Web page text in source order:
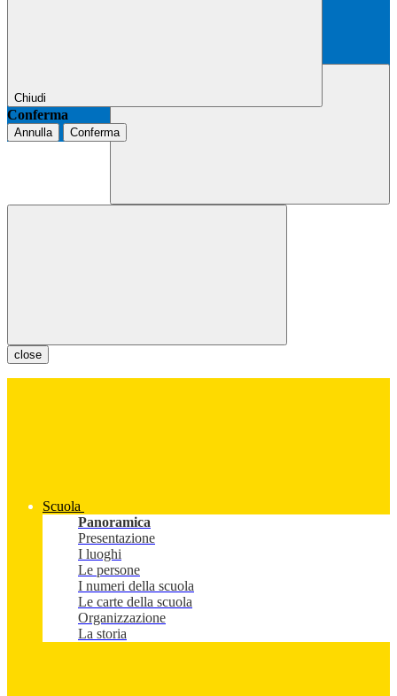
Chiudi
Conferma
Annulla Conferma
close
Scuola
Panoramica
Presentazione
I luoghi
Le persone
I numeri della scuola
Le carte della scuola
Organizzazione
La storia